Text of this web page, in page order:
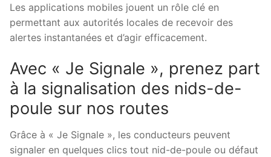
Les applications mobiles jouent un rôle clé en
permettant aux autorités locales de recevoir des
alertes instantanées et d’agir efficacement.
Avec « Je Signale », prenez part
à la signalisation des nids-de-
poule sur nos routes
Grâce à « Je Signale », les conducteurs peuvent
signaler en quelques clics tout nid-de-poule ou défaut